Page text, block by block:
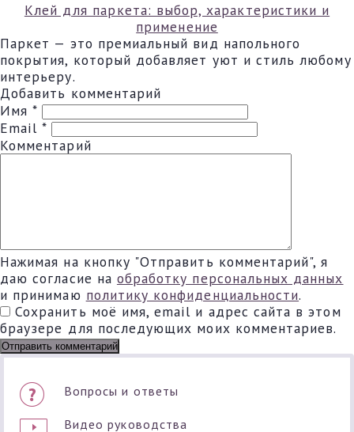
Клей для паркета: выбор, характеристики и
применение
Паркет — это премиальный вид напольного
покрытия, который добавляет уют и стиль любому
интерьеру.
Добавить комментарий
Имя*
Email*
Комментарий
Нажимая на кнопку "Отправить комментарий", я
даю согласие на обработку персональных данных
и принимаю политику конфиденциальности.
Сохранить моё имя, email и адрес сайта в этом
браузере для последующих моих комментариев.
Вопросы и ответы
Видео руководства